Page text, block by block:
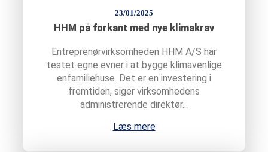
23/01/2025
HHM på forkant med nye klimakrav
Entreprenørvirksomheden HHM A/S har
testet egne evner i at bygge klimavenlige
enfamiliehuse. Det er en investering i
fremtiden, siger virksomhedens
administrerende direktør...
Læs mere